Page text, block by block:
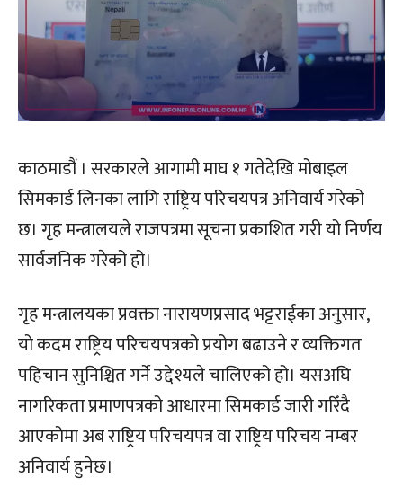
काठमाडौं । सरकारले आगामी माघ १ गतेदेखि मोबाइल
सिमकार्ड लिनका लागि राष्ट्रिय परिचयपत्र अनिवार्य गरेको
छ। गृह मन्त्रालयले राजपत्रमा सूचना प्रकाशित गरी यो निर्णय
सार्वजनिक गरेको हो।
गृह मन्त्रालयका प्रवक्ता नारायणप्रसाद भट्टराईका अनुसार,
यो कदम राष्ट्रिय परिचयपत्रको प्रयोग बढाउने र व्यक्तिगत
पहिचान सुनिश्चित गर्ने उद्देश्यले चालिएको हो। यसअघि
नागरिकता प्रमाणपत्रको आधारमा सिमकार्ड जारी गरिँदै
आएकोमा अब राष्ट्रिय परिचयपत्र वा राष्ट्रिय परिचय नम्बर
अनिवार्य हुनेछ।